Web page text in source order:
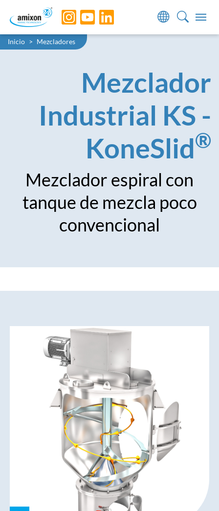
Skip to main navigation
Skip to main content
Skip to page footer
You are here:
Inicio Mezcladores
Mezclador
Industrial KS -
KoneSlid®
Mezclador espiral con
tanque de mezcla poco
convencional